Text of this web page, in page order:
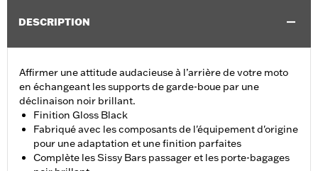
DESCRIPTION
Affirmer une attitude audacieuse à l’arrière de votre moto
en échangeant les supports de garde-boue par une
déclinaison noir brillant.
Finition Gloss Black
Fabriqué avec les composants de l'équipement d'origine
pour une adaptation et une finition parfaites
Complète les Sissy Bars passager et les porte-bagages